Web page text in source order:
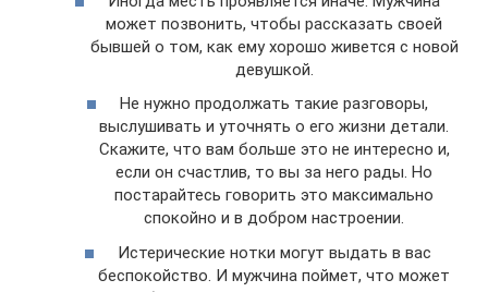
может позвонить, чтобы рассказать своей
бывшей о том, как ему хорошо живется с новой
девушкой.
Не нужно продолжать такие разговоры,
выслушивать и уточнять о его жизни детали.
Скажите, что вам больше это не интересно и,
если он счастлив, то вы за него рады. Но
постарайтесь говорить это максимально
спокойно и в добром настроении.
Истерические нотки могут выдать в вас
беспокойство. И мужчина поймет, что может